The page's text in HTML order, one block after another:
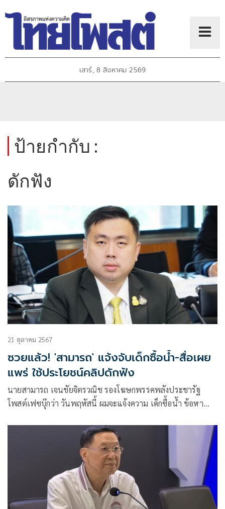
เสาร์, 8 สิงหาคม 2569
ป้ายกำกับ :
ดักฟัง
21 ตุลาคม 2567
ซวยแล้ว! 'สามารถ' แจ้งจับเด็กซื้อน้ำ-สื่อเผย
แพร่ ใช้ประโยชน์คลิปดักฟัง
นายสามารถ เจนชัยจิตรวณิช รองโฆษกพรรคพลังประชารัฐ
โพสต์เฟซบุ๊กว่า วันพฤหัสนี้ ผมจะแจ้งความ เด็กซื้อน้ำ ข้อหา